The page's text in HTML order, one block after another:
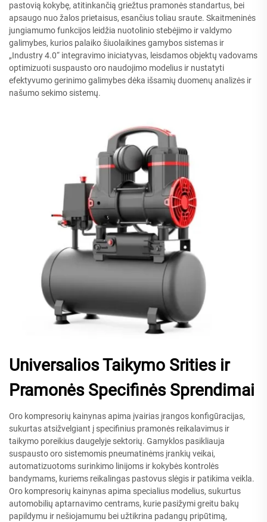
pastovią kokybę, atitinkančią griežtus pramonės standartus, bei
apsaugo nuo žalos prietaisus, esančius toliau sraute. Skaitmeninės
jungiamumo funkcijos leidžia nuotolinio stebėjimo ir valdymo
galimybes, kurios palaiko šiuolaikines gamybos sistemas ir
„Industry 4.0“ integravimo iniciatyvas, leisdamos objektų vadovams
optimizuoti suspausto oro naudojimo modelius ir nustatyti
efektyvumo gerinimo galimybes dėka išsamių duomenų analizės ir
našumo sekimo sistemų.
Universalios Taikymo Srities ir
Pramonės Specifinės Sprendimai
Oro kompresorių kainynas apima įvairias įrangos konfigūracijas,
sukurtas atsižvelgiant į specifinius pramonės reikalavimus ir
taikymo poreikius daugelyje sektorių. Gamyklos pasikliauja
suspausto oro sistemomis pneumatinėms įrankių veikai,
automatizuotoms surinkimo linijoms ir kokybės kontrolės
bandymams, kuriems reikalingas pastovus slėgis ir patikima veikla.
Oro kompresorių kainynas apima specialius modelius, sukurtus
automobilių aptarnavimo centrams, kurie pasižymi greitu bakų
papildymu ir nešiojamumu bei užtikrina padangų pripūtimą,